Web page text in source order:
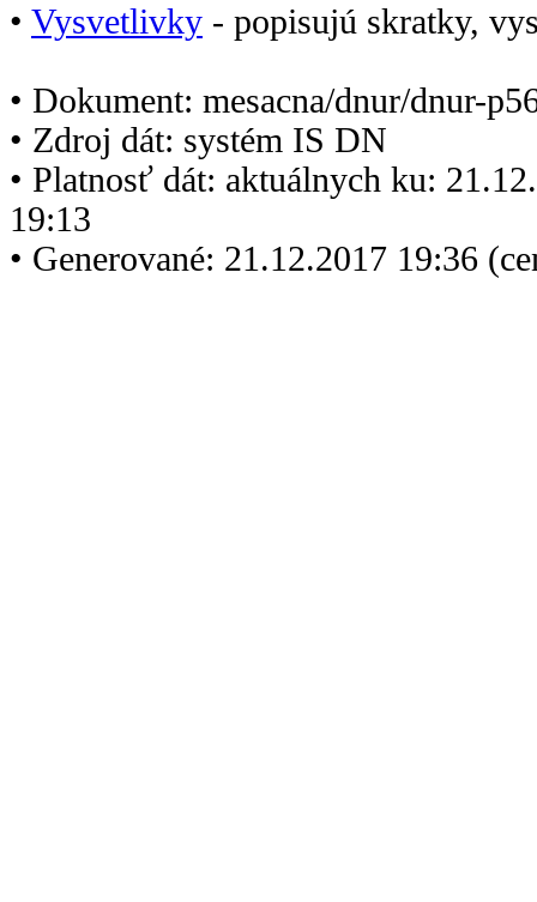
• Vysvetlivky - popisujú skratky,
• Dokument: mesacna/dnur/dnur-
• Zdroj dát: systém IS DN
• Platnosť dát: aktuálnych ku:
19:13
• Generované: 21.12.2017 19:36